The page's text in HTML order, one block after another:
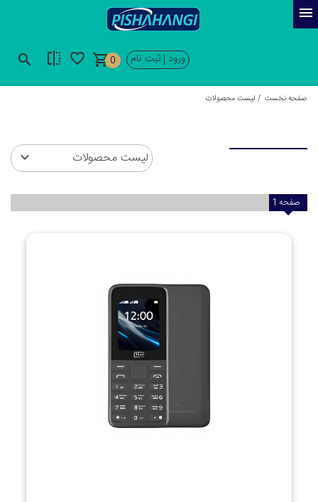
0 ورود |ثبت نام
صفحه نخست لیست محصولات
لیست محصولات
صفحه 1